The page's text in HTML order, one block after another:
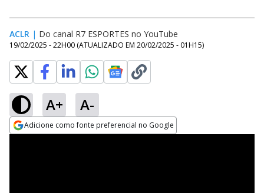
ACLR | Do canal R7 ESPORTES no YouTube
19/02/2025 - 22H00 (ATUALIZADO EM 20/02/2025 - 01H15)
A+ A-
Adicione como fonte preferencial no Google